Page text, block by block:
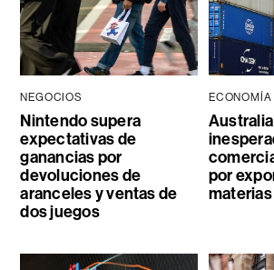
NEGOCIOS
Nintendo supera
expectativas de
ganancias por
devoluciones de
aranceles y ventas de
dos juegos
ECONOMÍA
por